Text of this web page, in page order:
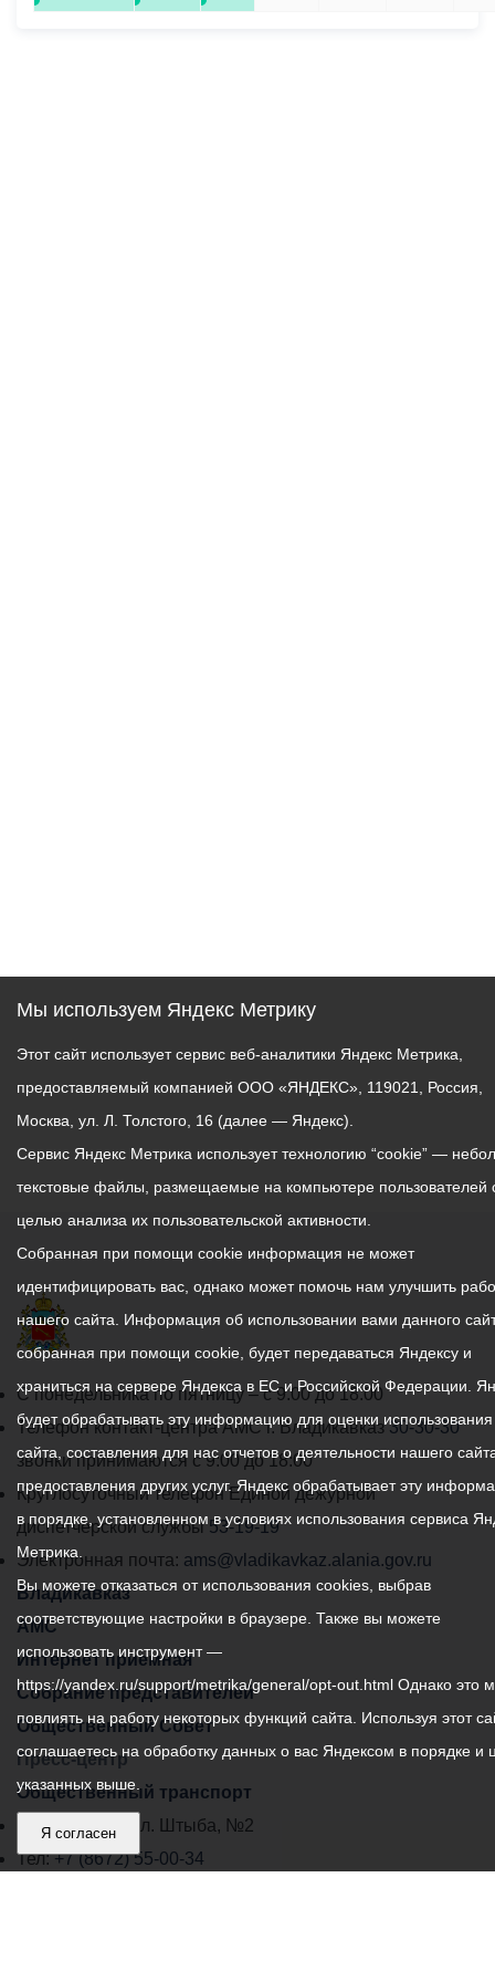
График
работы
администрации
местного
самоуправления
города
Владикавказ:
С понедельника по пятницу – с 9.00 до 18.00
Телефон контакт-центра АМС г. Владикавказ30-30-30
звонки принимаются с 9:00 до 18:00
Круглосуточный телефон Единой дежурной
диспетчерской службы53-19-19
Электронная почта: ams@vladikavkaz.alania.gov.ru
Владикавказ
АМС
Интернет приемная
Собрание представителей
Общественный Совет
Пресс-центр
Общественный транспорт
Владикавказ, пл. Штыба, №2
Тел:+7 (8672) 55-00-34
Мы используем Яндекс Метрику
Этот сайт использует сервис веб-аналитики Яндекс Метрика,
предоставляемый компанией ООО «ЯНДЕКС», 119021, Россия,
Москва, ул. Л. Толстого, 16 (далее — Яндекс).
Сервис Яндекс Метрика использует технологию “cookie” —
текстовые файлы, размещаемые на компьютере пользователей
целью анализа их пользовательской активности.
Собранная при помощи cookie информация не может
идентифицировать вас, однако может помочь нам улучшить
нашего сайта. Информация об использовании вами данного
собранная при помощи cookie, будет передаваться Яндексу и
храниться на сервере Яндекса в ЕС и Российской Федерации.
будет обрабатывать эту информацию для оценки
сайта, составления для нас отчетов о деятельности нашего
предоставления других услуг. Яндекс обрабатывает эту
в порядке, установленном в условиях использования сервиса
Метрика.
Вы можете отказаться от использования cookies, выбрав
соответствующие настройки в браузере. Также вы можете
использовать инструмент —
https://yandex.ru/support/metrika/general/opt-out.html Однако это
повлиять на работу некоторых функций сайта. Используя этот
соглашаетесь на обработку данных о вас Яндексом в порядке и
указанных выше.
Я согласен